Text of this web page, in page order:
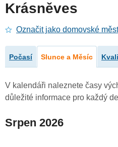
Krásněves
Označit jako domovské
Počasí Slunce a Měsíc
V kalendáři naleznete časy
důležité informace pro každý
Srpen 2026